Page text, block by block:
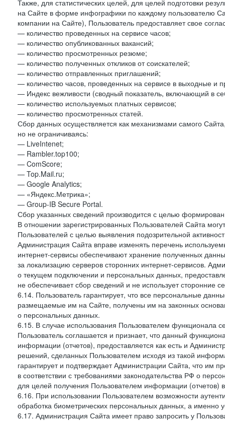
Также, для статистических целей, для целей подготовки
на Сайте в форме инфографики по каждому пользователю
компании на Сайте), Пользователь предоставляет свое
— количество проведенных на сервисе часов;
— количество опубликованных вакансий;
— количество просмотренных резюме;
— количество полученных откликов от соискателей;
— количество отправленных приглашений;
— количество часов, проведенных на сервисе в выходные и
— Индекс вежливости (сводный показатель, включающий в
— количество используемых платных сервисов;
— количество просмотренных статей.
Сбор данных осуществляется как механизмами самого
но не ограничиваясь:
— LiveIntenet;
— Rambler.top100;
— ComScore;
— Top.Mail.ru;
— Google Analytics;
— «Яндекс.Метрика»;
— Group-IB Secure Portal.
Сбор указанных сведений производится с целью
В отношении зарегистрированных Пользователей Сайта
Пользователей с целью выявления подозрительной
Администрация Сайта вправе изменять перечень
интернет-сервисы обеспечивают хранение полученных
за локализацию серверов сторонних интернет-сервисов.
о текущем подключении и персональных данных,
не обеспечивает сбор сведений и не использует
6.14. Пользователь гарантирует, что все персональные
размещаемые им на Сайте, получены им на законных
о персональных данных.
6.15. В случае использования Пользователем функционала
Пользователь соглашается и признает, что данный
информации (отчетов), предоставляется как есть и
решений, сделанных Пользователем исходя из такой
гарантирует и подтверждает Администрации Сайта, что им
в соответствии с требованиями законодательства РФ о
для целей получения Пользователем информации (отчетов)
6.16. При использовании Пользователем возможности
обработка биометрических персональных данных, а именно
6.17. Администрация Сайта имеет право запросить у